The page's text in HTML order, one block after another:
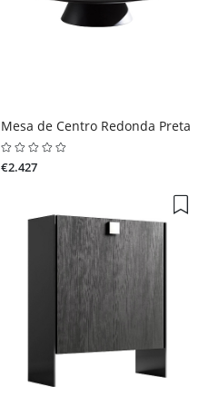
Mesa de Centro Redonda Preta
€2.427